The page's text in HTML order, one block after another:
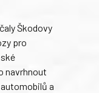
Škodovy
pro
navrhnout
a